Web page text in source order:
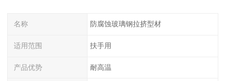
名称 防腐蚀玻璃钢拉挤型材
适用范围 扶手用
产品优势 耐高温